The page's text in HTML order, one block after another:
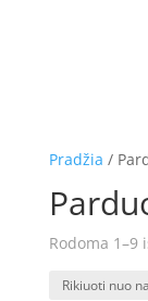
Pradžia /
Rodoma 1–9